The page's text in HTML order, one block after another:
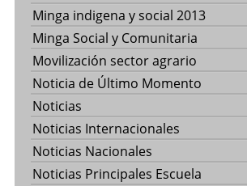
Minga indigena y social 2013
Minga Social y Comunitaria
Movilización sector agrario
Noticia de Último Momento
Noticias
Noticias Internacionales
Noticias Nacionales
Noticias Principales Escuela